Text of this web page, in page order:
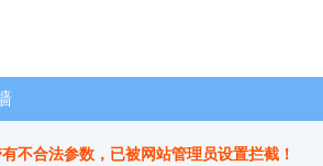
不合法参数，已被网站管理员设置拦截！